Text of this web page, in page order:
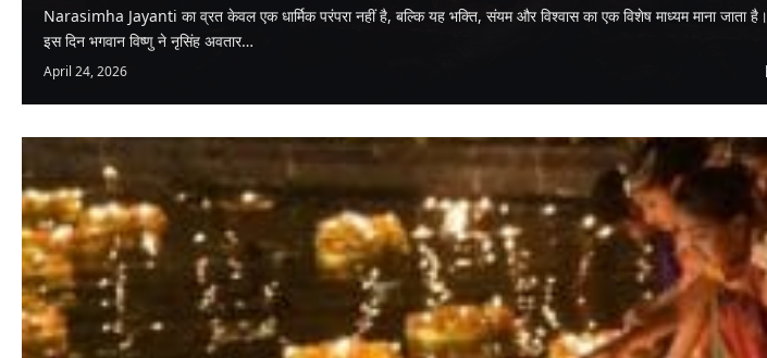
Narasimha Jayanti का व्रत केवल एक धार्मिक परंपरा नहीं है, बल्कि यह भक्ति, संयम और विश्वास का एक विशेष माध्यम माना जाता है।
इस दिन भगवान विष्णु ने नृसिंह अवतार…
April 24, 2026